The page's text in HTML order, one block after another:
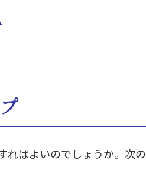
ばよいのでしょうか。次